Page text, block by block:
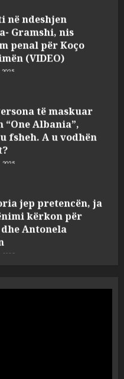
Gramshi, nis
penal për Koço
(VIDEO)
“One Albania”,
fsheh. A u vodhën
kërkon për
Antonela